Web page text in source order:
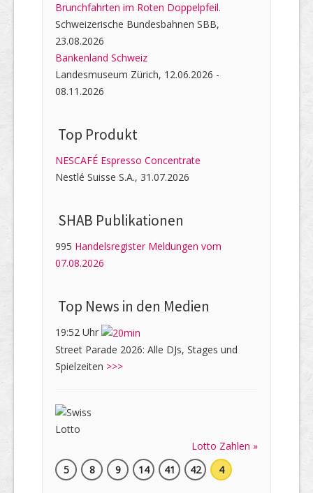
Brunchfahrten im Roten Doppelpfeil.
Schweizerische Bundesbahnen SBB,
23.08.2026
Bankenland Schweiz
Landesmuseum Zürich, 12.06.2026 -
08.11.2026
Top Produkt
NESCAFÉ Espresso Concentrate
Nestlé Suisse S.A., 31.07.2026
SHAB Publi­kati­onen
995 Handelsregister Meldungen vom
07.08.2026
Top News in den Medien
19:52 Uhr
Street Parade 2026: Alle DJs, Stages und
Spielzeiten >>>
Lotto Zahlen »
5
8 9 14 41 42 4